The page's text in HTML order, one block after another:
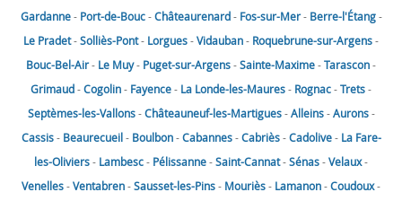
Gardanne- Port-de-Bouc-Châteaurenard- Fos-sur-Mer- Berre-l'Étang-
Le Pradet-Solliès-Pont- Lorgues-Vidauban- Roquebrune-sur-Argens-
Bouc-Bel-Air- Le Muy- Puget-sur-Argens-Sainte-Maxime-Tarascon-
Grimaud-Cogolin- Fayence- La Londe-les-Maures- Rognac-Trets-
Septèmes-les-Vallons-Châteauneuf-les-Martigues-Alleins-Aurons-
Cassis- Beaurecueil- Boulbon-Cabannes-Cabriès-Cadolive- La Fare-
les-Oliviers- Lambesc- Pélissanne-Saint-Cannat-Sénas-Velaux-
Venelles-Ventabren-Sausset-les-Pins- Mouriès- Lamanon-Coudoux-